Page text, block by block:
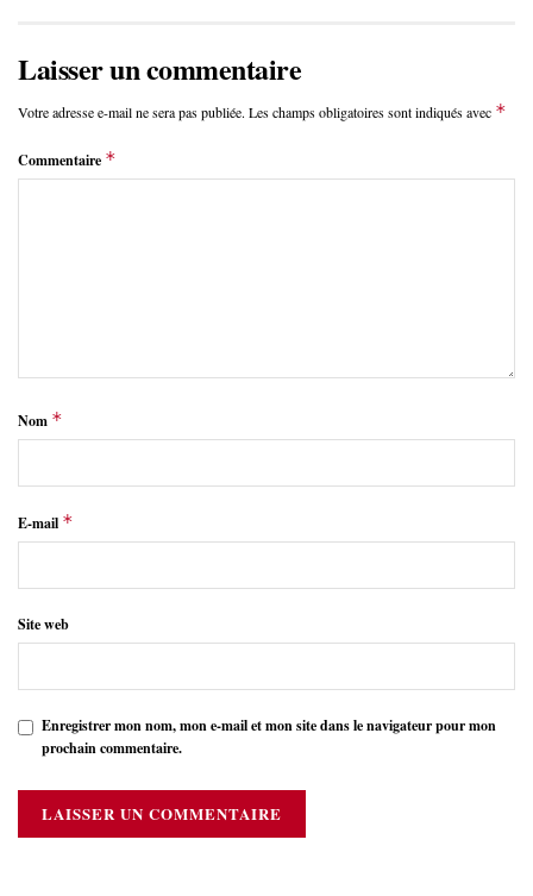
Laisser un commentaire
Votre adresse e-mail ne sera pas publiée. Les champs obligatoires sont indiqués avec *
Commentaire *
Nom *
E-mail *
Site web
Enregistrer mon nom, mon e-mail et mon site dans le navigateur pour mon
prochain commentaire.